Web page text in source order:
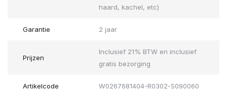
haard, kachel, etc)
Garantie 2 jaar
Prijzen
Inclusief 21% BTW en inclusief
gratis bezorging
Artikelcode W0267681404-R0302-S090060